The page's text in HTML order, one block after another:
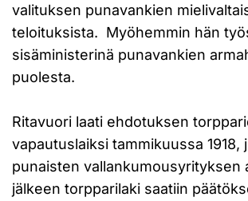
valituksen punavankien
teloituksista. Myöhemmin hän
sisäministerinä punavankien
puolesta.
Ritavuori laati ehdotuksen
vapautuslaiksi tammikuussa 1918,
punaisten vallankumousyrityksen
jälkeen torpparilaki saatiin